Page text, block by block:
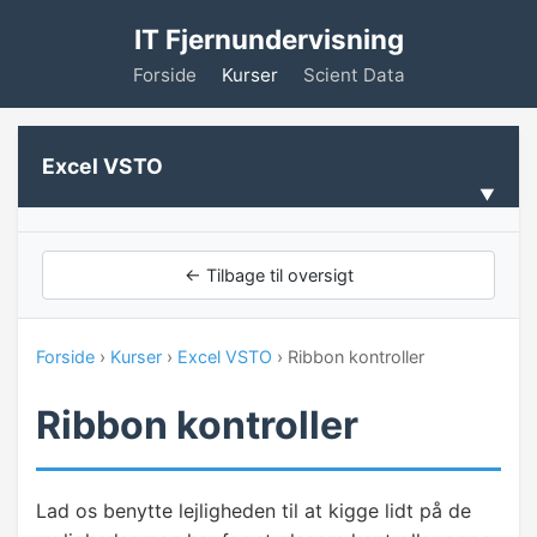
IT Fjernundervisning
Forside Kurser Scient Data
Excel VSTO
Introduktion til Visual Studio
Installation
← Tilbage til oversigt
Forside › Kurser › Excel VSTO › Ribbon kontroller
Ribbon kontroller
Lad os benytte lejligheden til at kigge lidt på de